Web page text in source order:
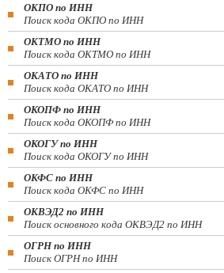
ОКПО по ИНН
Поиск кода ОКПО по ИНН
ОКТМО по ИНН
Поиск кода ОКТМО по ИНН
ОКАТО по ИНН
Поиск кода ОКАТО по ИНН
ОКОПФ по ИНН
Поиск кода ОКОПФ по ИНН
ОКОГУ по ИНН
Поиск кода ОКОГУ по ИНН
ОКФС по ИНН
Поиск кода ОКФС по ИНН
ОКВЭД2 по ИНН
Поиск основного кода ОКВЭД2 по ИНН
ОГРН по ИНН
Поиск ОГРН по ИНН